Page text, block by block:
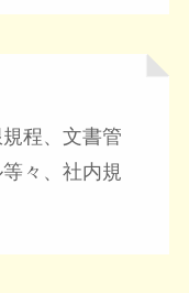
程、文書管
々、社内規